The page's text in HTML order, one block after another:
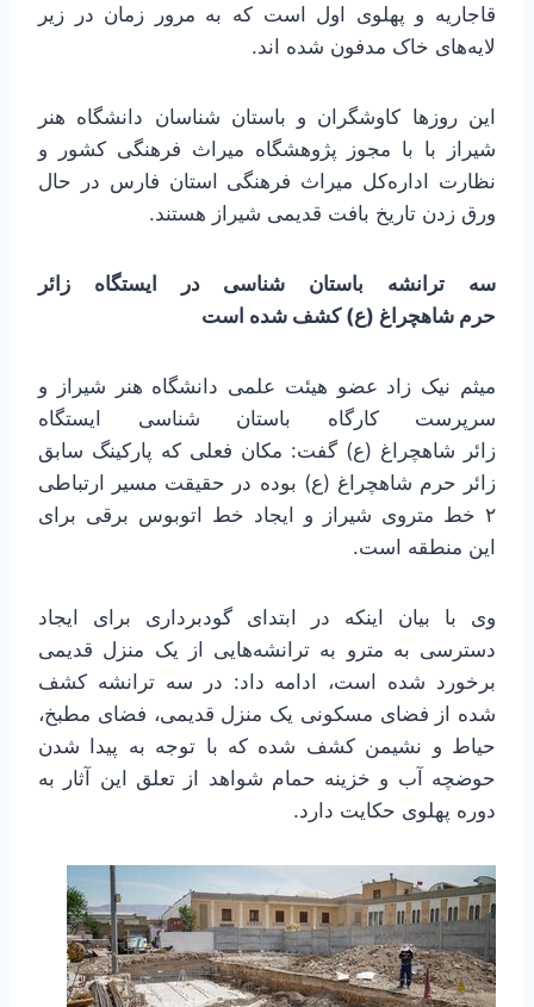
قاجاریه و پهلوی اول است که به مرور زمان در زیر
لایه‌های خاک مدفون شده اند.
این روزها کاوشگران و باستان شناسان دانشگاه هنر
شیراز با با مجوز پژوهشگاه میراث فرهنگی کشور و
نظارت اداره‌کل میراث فرهنگی استان فارس در حال
ورق زدن تاریخ بافت قدیمی شیراز هستند.
سه ترانشه باستان شناسی در ایستگاه زائر
حرم شاهچراغ (ع) کشف شده است
میثم نیک زاد عضو هیئت علمی دانشگاه هنر شیراز و
سرپرست کارگاه باستان شناسی ایستگاه
زائر شاهچراغ (ع) گفت: مکان فعلی که پارکینگ سابق
زائر حرم شاهچراغ (ع) بوده در حقیقت مسیر ارتباطی
۲ خط متروی شیراز و ایجاد خط اتوبوس برقی برای
این منطقه است.
وی با بیان اینکه در ابتدای گودبرداری برای ایجاد
دسترسی به مترو به ترانشه‌هایی از یک منزل قدیمی
برخورد شده است، ادامه داد: در سه ترانشه کشف
شده از فضای مسکونی یک منزل قدیمی، فضای مطبخ،
حیاط و نشیمن کشف شده که با توجه به پیدا شدن
حوضچه آب و خزینه حمام شواهد از تعلق این آثار به
دوره پهلوی حکایت دارد.